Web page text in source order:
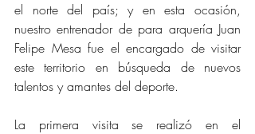
el norte del país; y en esta ocasión,
nuestro entrenador de para arquería Juan
Felipe Mesa fue el encargado de visitar
este territorio en búsqueda de nuevos
talentos y amantes del deporte.
La primera visita se realizó en el